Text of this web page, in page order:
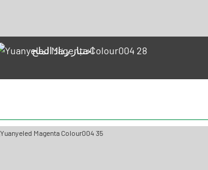
اختبار رذاذ الملح